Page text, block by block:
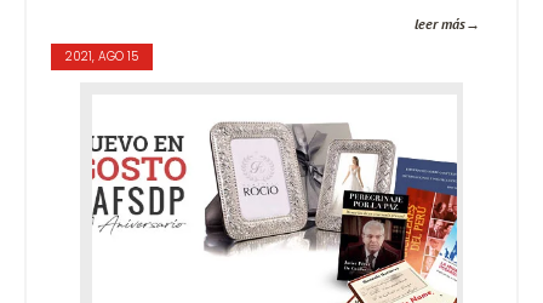
leer más
2021, AGO 15